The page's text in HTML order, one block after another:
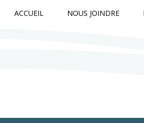
NOUS JOINDRE
ACCUEIL